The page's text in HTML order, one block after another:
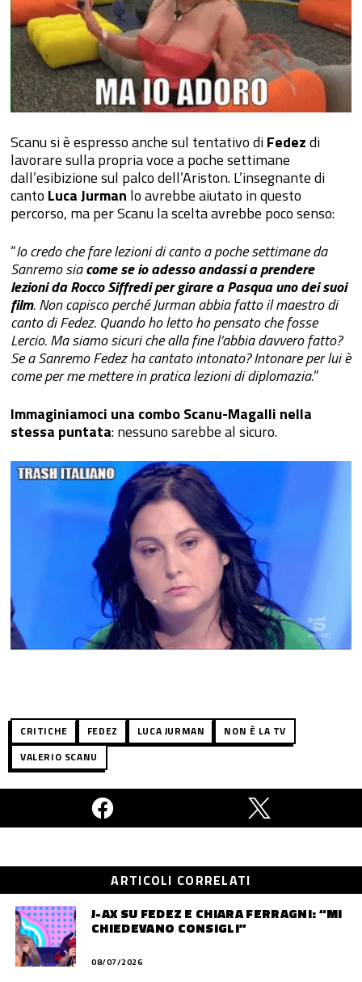
Scanu si è espresso anche sul tentativo diFedezdi
lavorare sulla propria voce a poche settimane
dall’esibizione sul palco dell’Ariston. L’insegnante di
canto Luca Jurman lo avrebbe aiutato in questo
percorso, ma per Scanu la scelta avrebbe poco senso:
“Io credo che fare lezioni di canto a poche settimane da
Sanremo siacome se io adesso andassi a prendere
lezioni da Rocco Siffredi per girare a Pasqua uno dei suoi
film. Non capisco perché Jurman abbia fatto il maestro di
canto di Fedez. Quando ho letto ho pensato che fosse
Lercio. Ma siamo sicuri che alla fine l’abbia davvero fatto?
Se a Sanremo Fedez ha cantato intonato? Intonare per lui è
come per me mettere in pratica lezioni di diplomazia.”
Immaginiamoci una combo Scanu-Magalli nella
stessa puntata: nessuno sarebbe al sicuro.
CRITICHE FEDEZ LUCA JURMAN
NON È LA TV
VALERIO SCANU
ARTICOLI CORRELATI
J-AX SU FEDEZ E CHIARA FERRAGNI: “MI
CHIEDEVANO CONSIGLI”
08/07/2026